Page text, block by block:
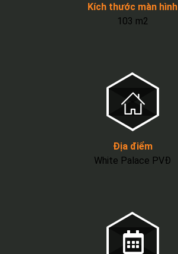
Kích thước màn hình
103 m2
Địa điểm
White Palace PVĐ